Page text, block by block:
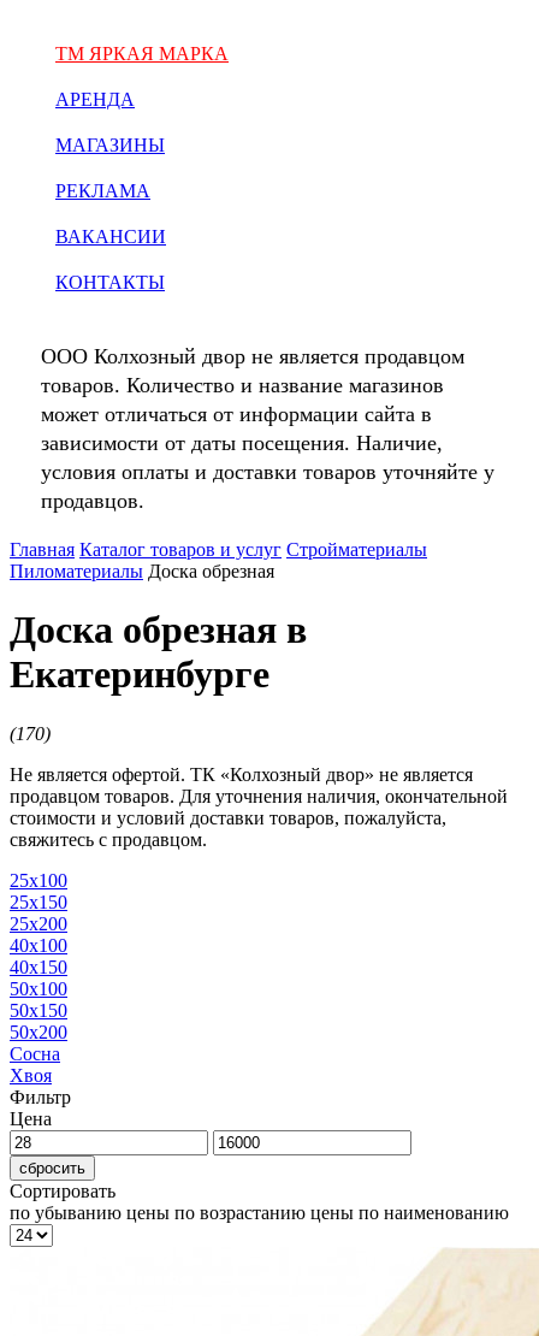
ТМ ЯРКАЯ МАРКА
АРЕНДА
МАГАЗИНЫ
РЕКЛАМА
ВАКАНСИИ
КОНТАКТЫ
ООО Колхозный двор не является продавцом
товаров. Количество и название магазинов
может отличаться от информации сайта в
зависимости от даты посещения. Наличие,
условия оплаты и доставки товаров уточняйте у
продавцов.
Главная Каталог товаров и услуг Стройматериалы
Пиломатериалы Доска обрезная
Доска обрезная в
Екатеринбурге
(170)
Не является офертой. ТК «Колхозный двор» не является
продавцом товаров. Для уточнения наличия, окончательной
стоимости и условий доставки товаров, пожалуйста,
свяжитесь с продавцом.
25х100
25х150
25х200
40х100
40х150
50х100
50х150
50х200
Сосна
Хвоя
Фильтр
Цена
сбросить
Сортировать
по убыванию цены по возрастанию цены по наименованию